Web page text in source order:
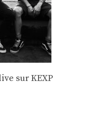
sur KEXP